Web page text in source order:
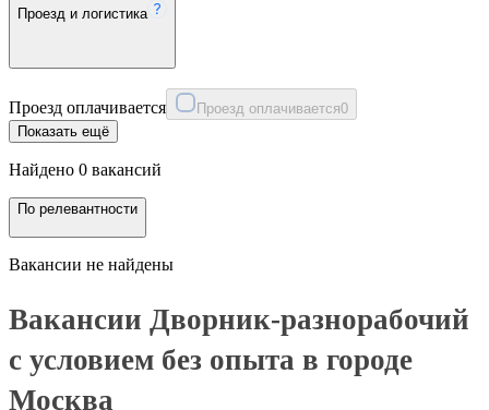
Проезд и логистика
Проезд оплачивается Проезд оплачивается0
Показать ещё
Найдено 0 вакансий
По релевантности
Вакансии не найдены
Вакансии Дворник-разнорабочий
с условием без опыта в городе
Москва